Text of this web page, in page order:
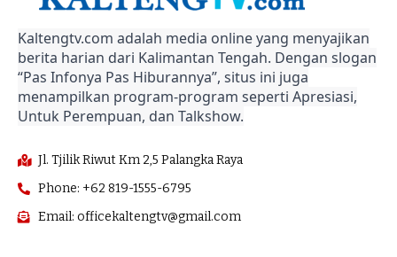
Kaltengtv.com adalah media online yang menyajikan
berita harian dari Kalimantan Tengah. Dengan slogan
“Pas Infonya Pas Hiburannya”, situs ini juga
menampilkan program-program seperti Apresiasi,
Untuk Perempuan, dan Talkshow.
Jl. Tjilik Riwut Km 2,5 Palangka Raya
Phone: +62 819-1555-6795
Email: officekaltengtv@gmail.com